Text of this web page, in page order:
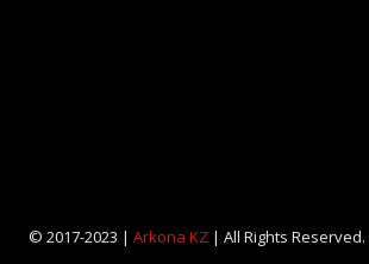
© 2017-2023 | Arkona KZ| All Rights Reserved.